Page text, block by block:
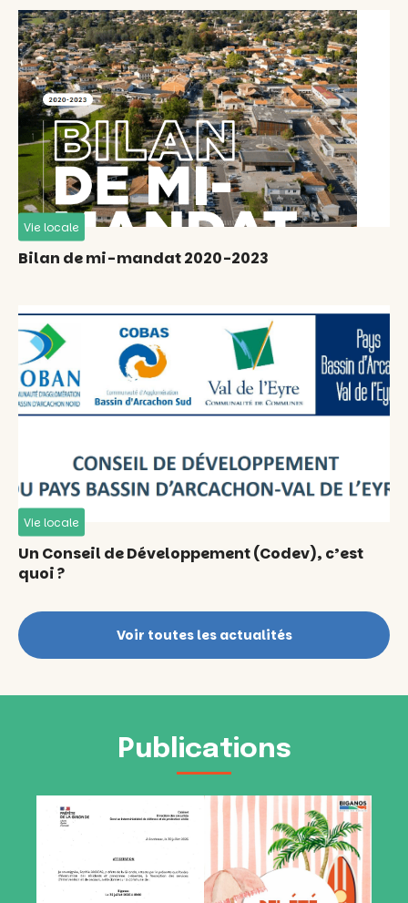
Vie locale
Bilan de mi-mandat 2020-2023
Vie locale
Un Conseil de Développement (Codev), c’est
quoi ?
Voir toutes les actualités
Publications